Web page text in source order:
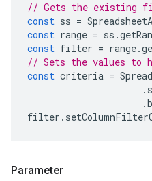
// Gets the existing
const ss =
const range = ss .
const filter = range.
// Sets the values to
const criteria =
.
.
filter .
Parameter